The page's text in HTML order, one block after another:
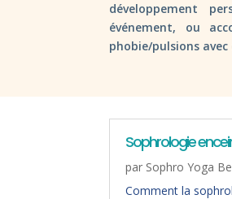
développement
événement, ou
phobie/pulsions
Sophrologie
par Sophro Yoga
Comment la